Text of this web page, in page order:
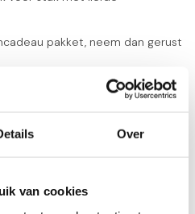
Over
van cookies
pakket, neem dan gerust
(0–3 maanden) tot 4 jaar
3 jaar, bevat kleine onderdelen
Naïf, BamBam